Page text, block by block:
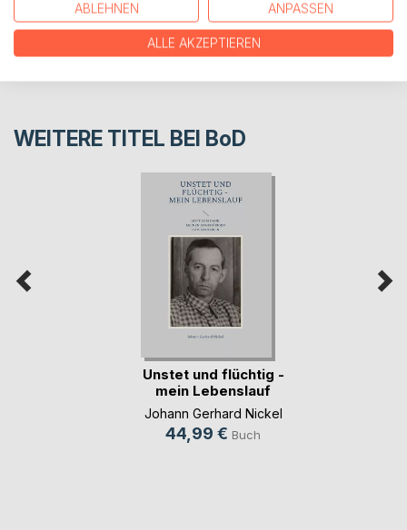
REZENSIONEN
WEITERE TITEL BEI BoD
Unstet und flüchtig -
mein Lebenslauf
Johann Gerhard Nickel
44,99 € Buch
ABLEHNEN ANPASSEN
ALLE AKZEPTIEREN